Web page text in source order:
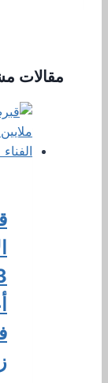
مقالات